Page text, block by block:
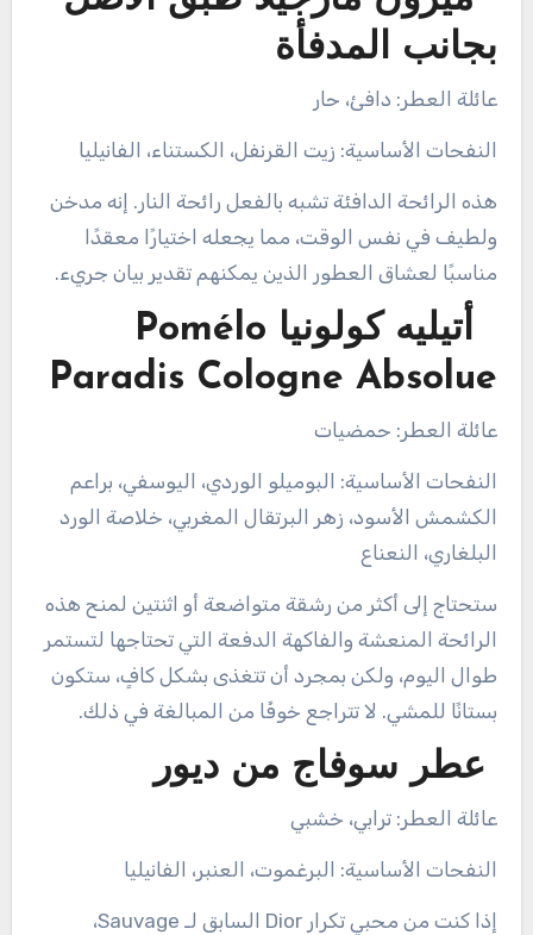
بجانب المدفأة
عائلة العطر: دافئ، حار
النفحات الأساسية: زيت القرنفل، الكستناء، الفانيليا
هذه الرائحة الدافئة تشبه بالفعل رائحة النار. إنه مدخن
ولطيف في نفس الوقت، مما يجعله اختيارًا معقدًا
مناسبًا لعشاق العطور الذين يمكنهم تقدير بيان جريء.
أتيليه كولونيا Pomélo
Paradis Cologne Absolue
عائلة العطر: حمضيات
النفحات الأساسية: البوميلو الوردي، اليوسفي، براعم
الكشمش الأسود، زهر البرتقال المغربي، خلاصة الورد
البلغاري، النعناع
ستحتاج إلى أكثر من رشقة متواضعة أو اثنتين لمنح هذه
الرائحة المنعشة والفاكهة الدفعة التي تحتاجها لتستمر
طوال اليوم، ولكن بمجرد أن تتغذى بشكل كافٍ، ستكون
بستانًا للمشي. لا تتراجع خوفًا من المبالغة في ذلك.
عطر سوفاج من ديور
عائلة العطر: ترابي، خشبي
النفحات الأساسية: البرغموت، العنبر، الفانيليا
إذا كنت من محبي تكرار Dior السابق لـ Sauvage،